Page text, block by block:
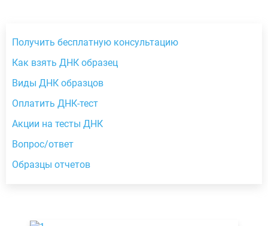
Получить бесплатную консультацию
Как взять ДНК образец
Виды ДНК образцов
Оплатить ДНК-тест
Акции на тесты ДНК
Вопрос/ответ
Образцы отчетов